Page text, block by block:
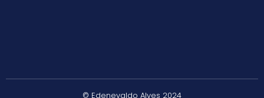
© Edenevaldo Alves 2024